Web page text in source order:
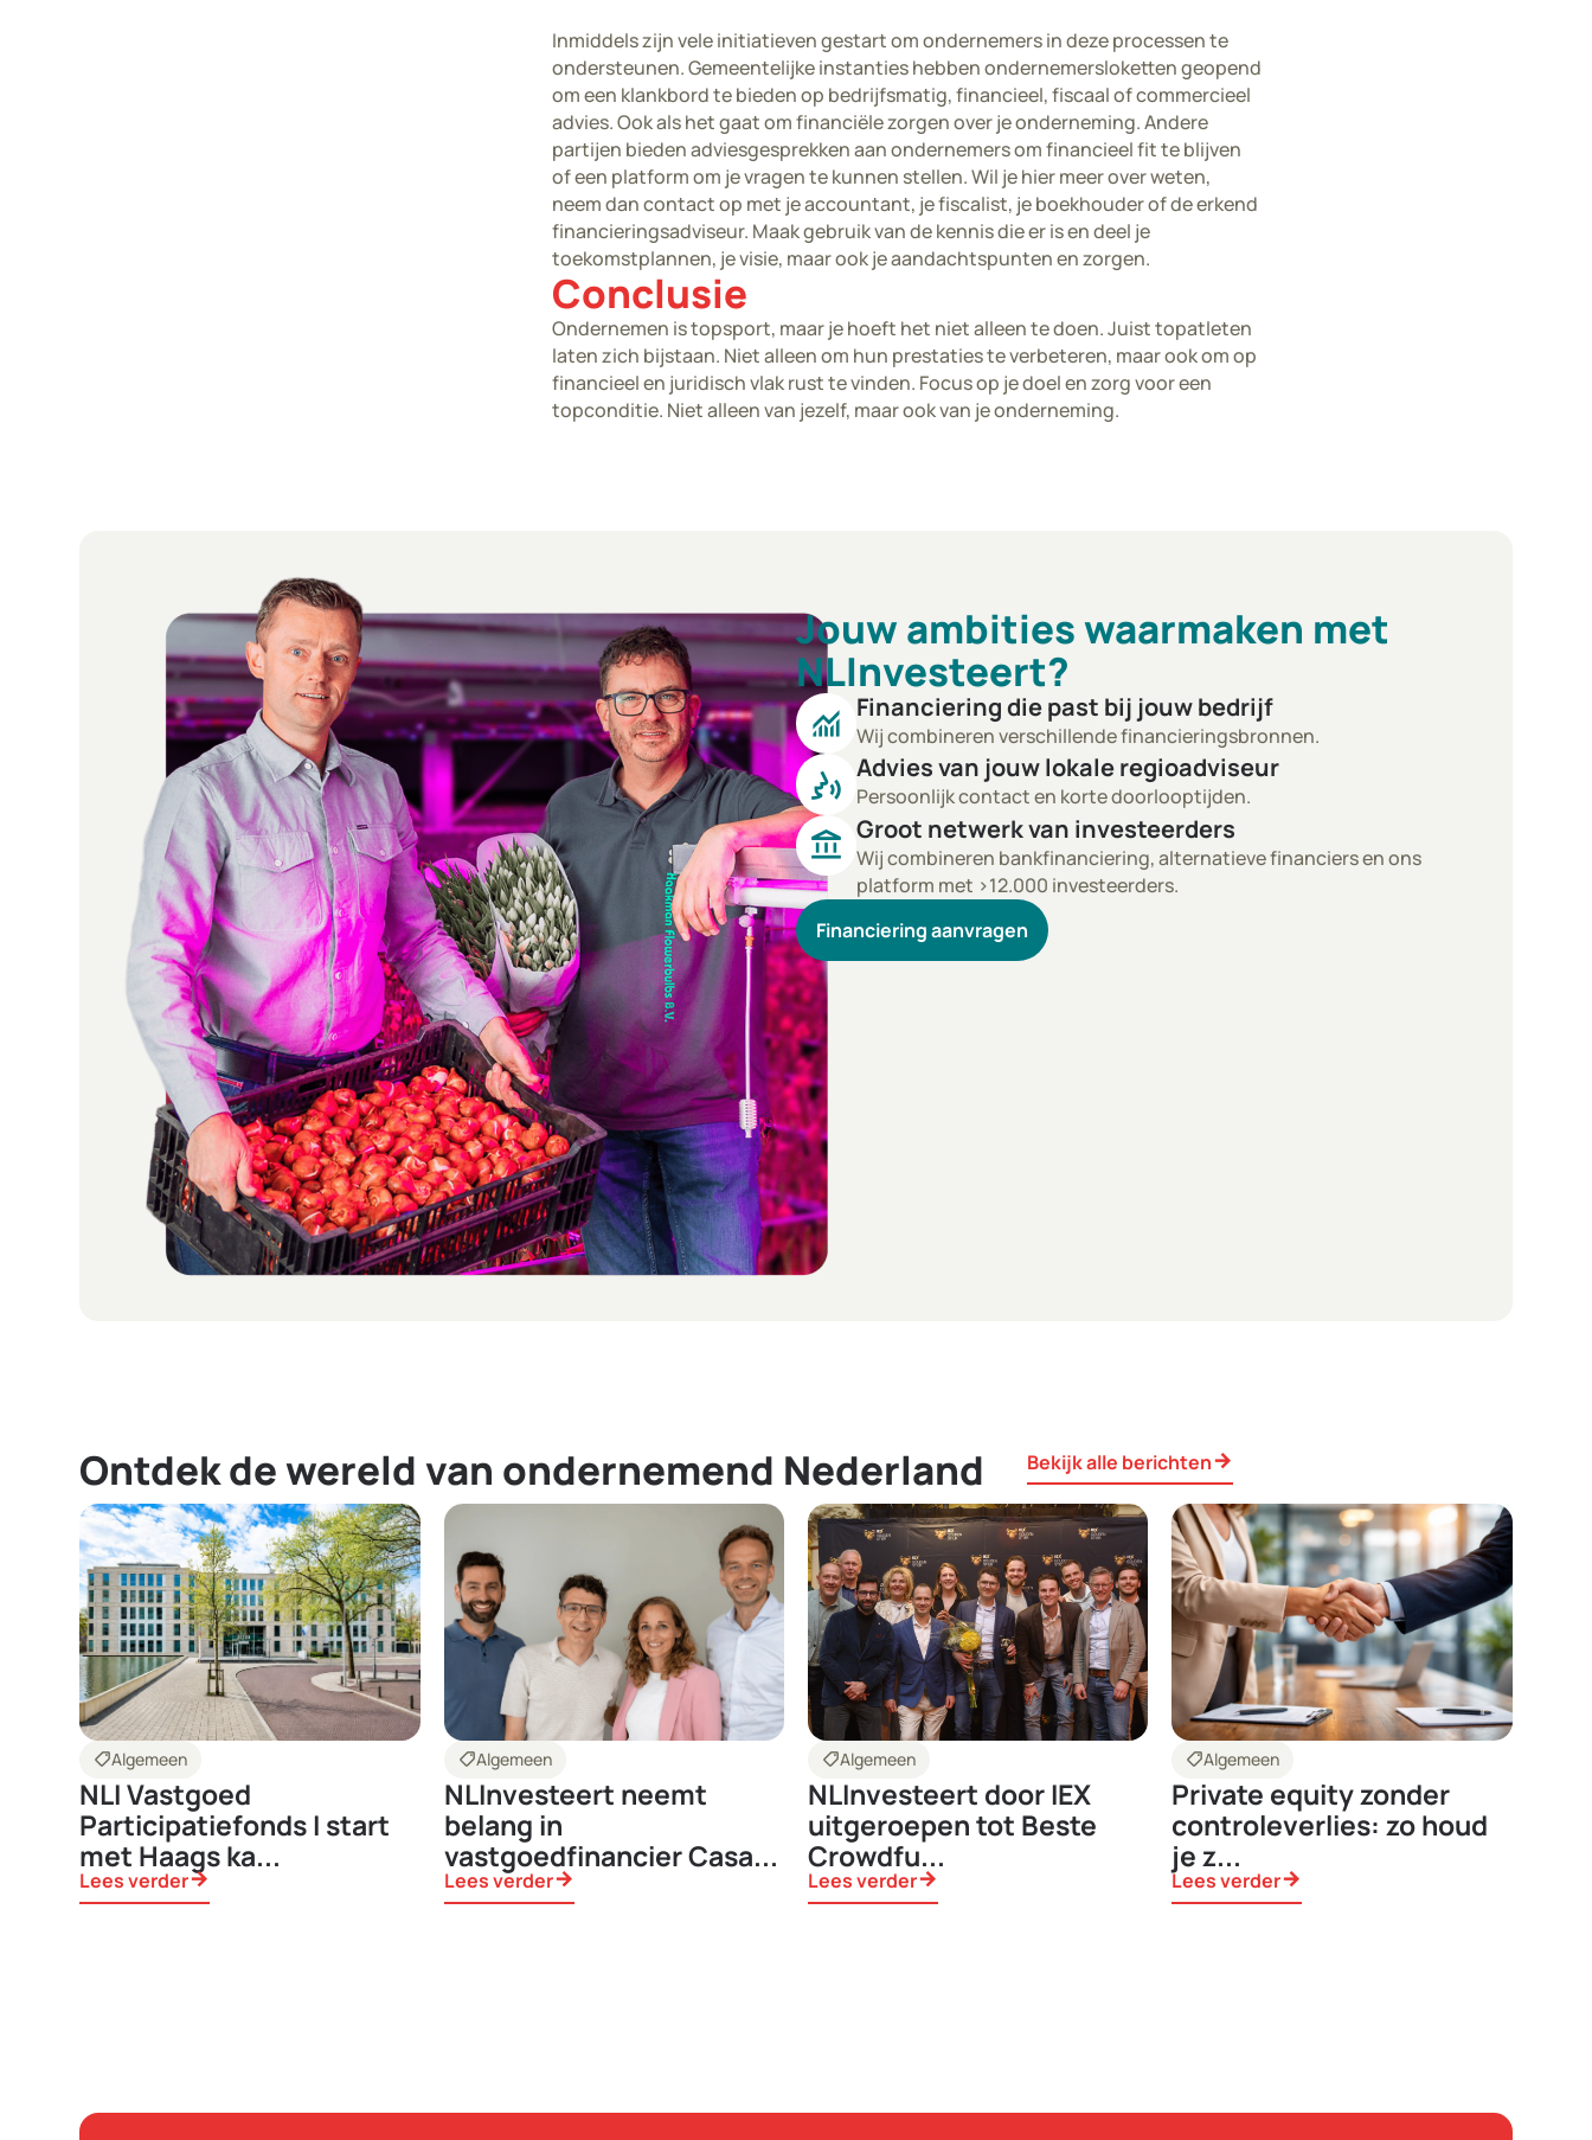
Inmiddels zijn vele initiatieven gestart om ondernemers in deze processen te
ondersteunen. Gemeentelijke instanties hebben ondernemersloketten geopend
om een klankbord te bieden op bedrijfsmatig, financieel, fiscaal of commercieel
advies. Ook als het gaat om financiële zorgen over je onderneming. Andere
partijen bieden adviesgesprekken aan ondernemers om financieel fit te blijven
of een platform om je vragen te kunnen stellen. Wil je hier meer over weten,
neem dan contact op met je accountant, je fiscalist, je boekhouder of de erkend
financieringsadviseur. Maak gebruik van de kennis die er is en deel je
toekomstplannen, je visie, maar ook je aandachtspunten en zorgen.
Conclusie
Ondernemen is topsport, maar je hoeft het niet alleen te doen. Juist topatleten
laten zich bijstaan. Niet alleen om hun prestaties te verbeteren, maar ook om op
financieel en juridisch vlak rust te vinden. Focus op je doel en zorg voor een
topconditie. Niet alleen van jezelf, maar ook van je onderneming.
Jouw ambities waarmaken met
NLInvesteert?
monitoring Financiering die past bij jouw bedrijf
Wij combineren verschillende financieringsbronnen.
voice_selection Advies van jouw lokale regioadviseur
Persoonlijk contact en korte doorlooptijden.
account_balance Groot netwerk van investeerders
Wij combineren bankfinanciering, alternatieve financiers en ons
platform met >12.000 investeerders.
Financiering aanvragen
Ontdek de wereld van ondernemend Nederland Bekijk alle berichtenarrow_forward
shoppingmodeAlgemeen
NLI Vastgoed
Participatiefonds I start
met Haags ka...
Lees verderarrow_forward
shoppingmodeAlgemeen
NLInvesteert neemt
belang in
vastgoedfinancier Casa...
Lees verderarrow_forward
shoppingmodeAlgemeen
NLInvesteert door IEX
uitgeroepen tot Beste
Crowdfu...
Lees verderarrow_forward
shoppingmodeAlgemeen
Private equity zonder
controleverlies: zo houd
je z...
Lees verderarrow_forward